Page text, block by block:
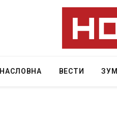
НАСЛОВНА ВЕСТИ ЗУМ